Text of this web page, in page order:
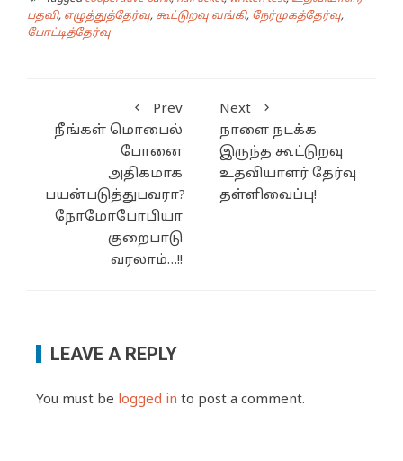
பதவி, எழுத்துத்தேர்வு, கூட்டுறவு வங்கி, நேர்முகத்தேர்வு,
போட்டித்தேர்வு
Prev
நீங்கள் மொபைல்
போனை
அதிகமாக
பயன்படுத்துபவரா?
நோமோபோபியா
குறைபாடு
வரலாம்…!!
Next
நாளை நடக்க
இருந்த கூட்டுறவு
உதவியாளர் தேர்வு
தள்ளிவைப்பு!
LEAVE A REPLY
You must be logged in to post a comment.